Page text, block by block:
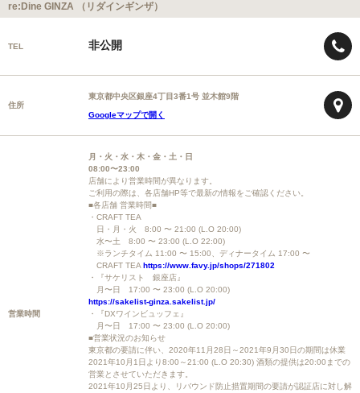
re:Dine GINZA （リダインギンザ）
TEL 非公開
住所
東京都中央区銀座4丁目3番1号 並木館9階
Googleマップで開く
営業時間
月・火・水・木・金・土・日
08:00〜23:00
店舗により営業時間が異なります。
ご利用の際は、各店舗HP等で最新の情報をご確認ください。
■各店舗 営業時間■
・CRAFT TEA
日・月・火 8:00 〜 21:00 (L.O 20:00)
水〜土 8:00 〜 23:00 (L.O 22:00)
※ランチタイム 11:00 〜 15:00、ディナータイム 17:00 〜
CRAFT TEA https://www.favy.jp/shops/271802
・『サケリスト 銀座店』
月〜日 17:00 〜 23:00 (L.O 20:00)
https://sakelist-ginza.sakelist.jp/
・『DXワインビュッフェ』
月〜日 17:00 〜 23:00 (L.O 20:00)
■営業状況のお知らせ
東京都の要請に伴い、2020年11月28日～2021年9月30日の期間は休業
2021年10月1日より8:00～21:00 (L.O 20:30) 酒類の提供は20:00までの
営業とさせていただきます。
2021年10月25日より、リバウンド防止措置期間の要請が認証店に対し解